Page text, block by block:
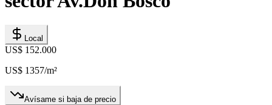
Local
US$ 152.000
US$ 1357/m²
Avísame si baja de precio